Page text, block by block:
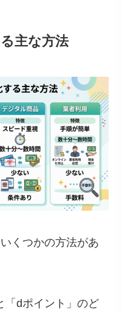
主な方法
くつかの方法があ
「dポイント」のど